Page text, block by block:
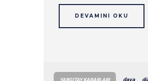
DEVAMINI OKU
YARGITAY KARARLARI